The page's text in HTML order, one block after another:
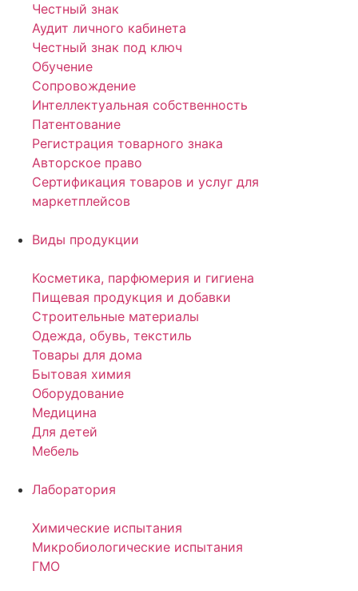
Честный знак
Аудит личного кабинета
Честный знак под ключ
Обучение
Сопровождение
Интеллектуальная собственность
Патентование
Регистрация товарного знака
Авторское право
Сертификация товаров и услуг для
маркетплейсов
Виды продукции
Косметика, парфюмерия и гигиена
Пищевая продукция и добавки
Строительные материалы
Одежда, обувь, текстиль
Товары для дома
Бытовая химия
Оборудование
Медицина
Для детей
Мебель
Лаборатория
Химические испытания
Микробиологические испытания
ГМО